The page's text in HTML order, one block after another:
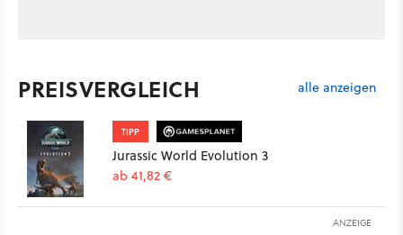
PREISVERGLEICH alle anzeigen
TIPP
Jurassic World Evolution 3
ab 41,82 €
ANZEIGE